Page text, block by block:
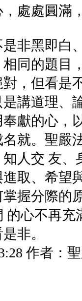
處處圓滿
非黑即白
同的題目
，但看是
講道理、
獻的心，
就。聖嚴
人交 友、
取、希望
握分際的
的心不再
非。
作者：